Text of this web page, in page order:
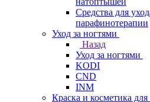
Средства для
парафинотерапии
Уход за ногтями
Назад
Уход за ногтями
KODI
CND
INM
Краска и косметика